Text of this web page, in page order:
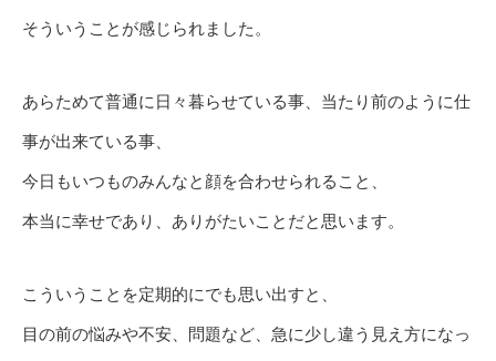
そういうことが感じられました。
あらためて普通に日々暮らせている事、当たり前のように仕
事が出来ている事、
今日もいつものみんなと顔を合わせられること、
本当に幸せであり、ありがたいことだと思います。
こういうことを定期的にでも思い出すと、
目の前の悩みや不安、問題など、急に少し違う見え方になっ